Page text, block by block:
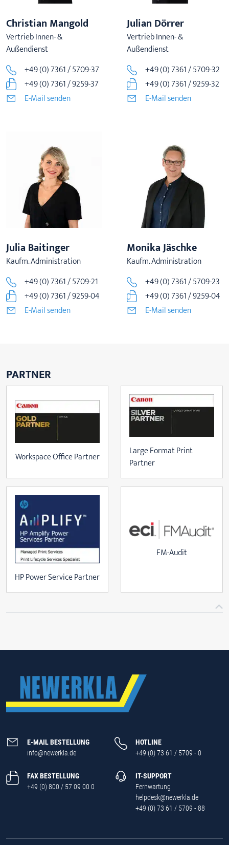
Christian Mangold
Vertrieb Innen- &
Außendienst
+49 (0) 7361 / 5709-37
+49 (0) 7361 / 9259-37
E-Mail senden
Julian Dörrer
Vertrieb Innen- &
Außendienst
+49 (0) 7361 / 5709-32
+49 (0) 7361 / 9259-32
E-Mail senden
Julia Baitinger
Kaufm. Administration
+49 (0) 7361 / 5709-21
+49 (0) 7361 / 9259-04
E-Mail senden
Monika Jäschke
Kaufm. Administration
+49 (0) 7361 / 5709-23
+49 (0) 7361 / 9259-04
E-Mail senden
PARTNER
Workspace Office Partner
Large Format Print
Partner
HP Power Service Partner
FM-Audit
E-MAIL BESTELLUNG
info@newerkla.de
HOTLINE
+49 (0) 73 61 / 5709 - 0
FAX BESTELLUNG
+49 (0) 800 / 57 09 00 0
IT-SUPPORT
Fernwartung
helpdesk@newerkla.de
+49 (0) 73 61 / 5709 - 88